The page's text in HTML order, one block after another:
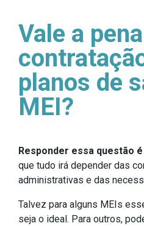
Vale a
planos de
MEI?
Responder essa questão
que tudo irá depender das
administrativas e das
Talvez para alguns MEIs
seja o ideal. Para outros,